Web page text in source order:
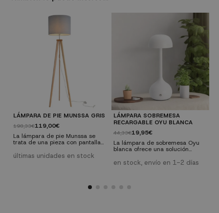
LÁMPARA DE PIE MUNSSA GRIS
198,33€119,00€
La lámpara de pie Munssa se
trata de una pieza con pantalla
en color gris tipo támbor,
fabricada con un gran diseño y
últimas unidades en stock
LÁMPARA SOBREMESA
RECARGABLE OYU BLANCA
44,33€19,95€
La lámpara de sobremesa Oyu
blanca ofrece una solución
iluminar con estilo escritorios,
terrazas, recibidores y cualquier
en stock, envío en 1-2 días